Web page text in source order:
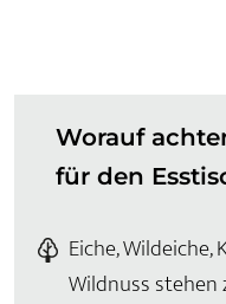
Worauf
für den
Eiche,
Wildnuss stehen